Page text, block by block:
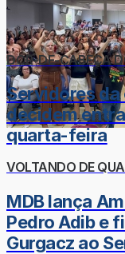
DOR-DE-CABEÇA
Servidores
decidem
quarta-feira
VOLTANDO DE
MDB lança
Pedro Adib e
Gurgacz ao